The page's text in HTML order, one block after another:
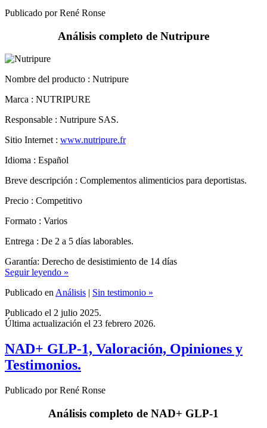
Análisis completo de Nutripure
Nombre del producto :
Marca : NUTRIPURE
Responsable : Nutripure SAS.
Sitio Internet :www.nutripure.fr
Idioma : Español
Breve descripción : Complementos alimenticios para deportistas.
Precio : Competitivo
Formato : Varios
Entrega : De 2 a 5 días laborables.
Garantía: Derecho de desistimiento de 14 días
Publicado enAnálisis
Publicado el 2 julio 2025.
NAD+ GLP-1, Valoración, Opiniones y
Testimonios.
Publicado por René Ronse
Análisis completo de NAD+ GLP-1